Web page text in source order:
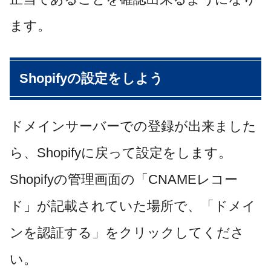
ます。
Shopifyの設定をしよう
ドメインサーバーでの登録が出来ました
ら、Shopifyに戻って設定をします。
Shopifyの管理画面の「CNAMEレコー
ド」が記載されていた場所で、「ドメイ
ンを認証する」をクリックしてくださ
い。